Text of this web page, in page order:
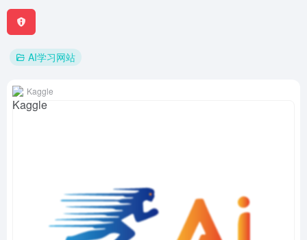
AI学习网站
Kaggle